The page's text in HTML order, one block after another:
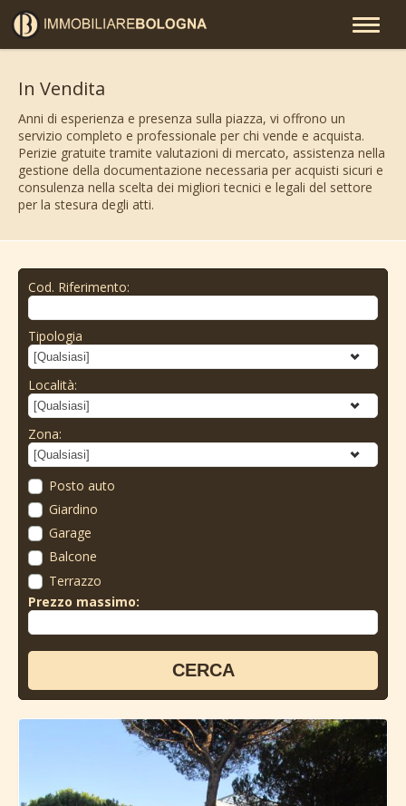
In Vendita
Anni di esperienza e presenza sulla piazza, vi offrono un
servizio completo e professionale per chi vende e acquista.
Perizie gratuite tramite valutazioni di mercato, assistenza nella
gestione della documentazione necessaria per acquisti sicuri e
consulenza nella scelta dei migliori tecnici e legali del settore
per la stesura degli atti.
Cod. Riferimento:
Tipologia
Località:
Zona:
Posto auto
Giardino
Garage
Balcone
Terrazzo
Prezzo massimo: